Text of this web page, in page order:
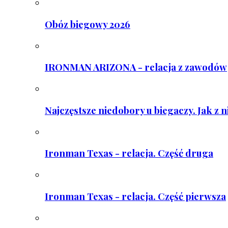
Obóz biegowy 2026
IRONMAN ARIZONA - relacja z zawodów
Najczęstsze niedobory u biegaczy. Jak z
Ironman Texas - relacja. Część druga
Ironman Texas - relacja. Część pierwsza